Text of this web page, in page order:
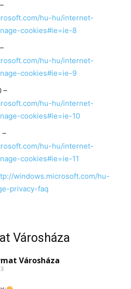
hu-hu/internet-
cookies#ie=ie-8
hu-hu/internet-
cookies#ie=ie-9
–
hu-hu/internet-
cookies#ie=ie-10
–
hu-hu/internet-
cookies#ie=ie-11
windows.microsoft.com/hu-
privacy-faq
Városháza
Városháza